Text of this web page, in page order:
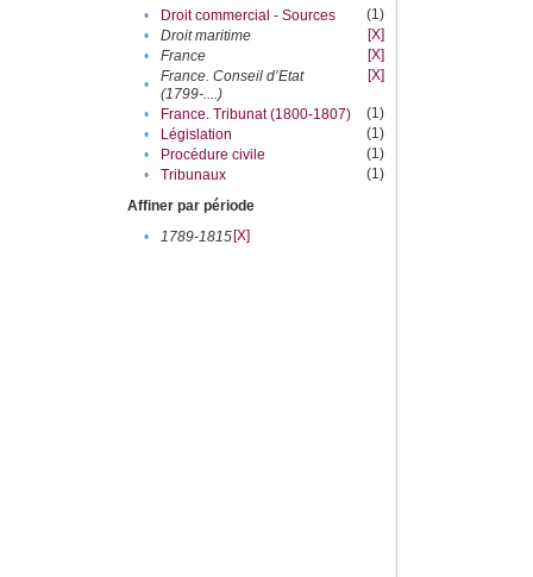
• Droit commercial - Sources
(1)
•
Droit maritime
[X]
•
France
[X]
•
France. Conseil d’Etat
(1799-....)
[X]
• France. Tribunat (1800-1807)
(1)
•
Législation
(1)
•
Procédure civile
(1)
•
Tribunaux
(1)
Affiner par période
•
1789-1815[X]